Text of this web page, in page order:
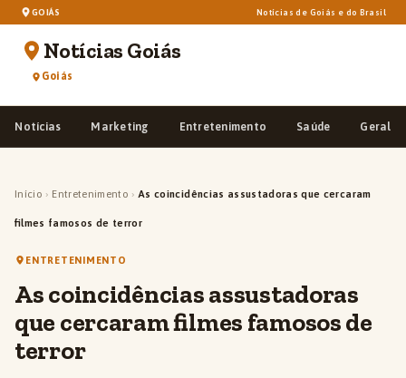
GOIÁS Notícias de Goiás e do Brasil
Notícias Goiás
Goiás
Notícias Marketing Entretenimento Saúde Geral
Início › Entretenimento › As coincidências assustadoras que cercaram
filmes famosos de terror
ENTRETENIMENTO
As coincidências assustadoras
que cercaram filmes famosos de
terror